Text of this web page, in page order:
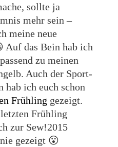
sollte ja
mehr sein –
meine neue
Auf das Bein hab ich
zu meinen
Auch der Sport-
hab ich euch schon
Frühling gezeigt.
Frühling
zur Sew!2015
gezeigt 😮